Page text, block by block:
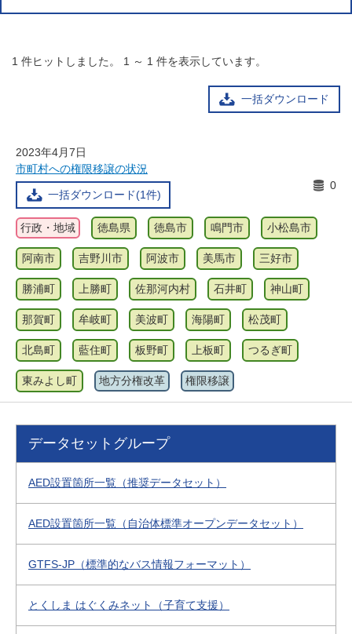
1 件ヒットしました。 1 ～ 1 件を表示しています。
一括ダウンロード
2023年4月7日
市町村への権限移譲の状況
一括ダウンロード(1件)
0
行政・地域 徳島県 徳島市 鳴門市 小松島市
阿南市 吉野川市 阿波市 美馬市 三好市
勝浦町 上勝町 佐那河内村 石井町 神山町
那賀町 牟岐町 美波町 海陽町 松茂町
北島町 藍住町 板野町 上板町 つるぎ町
東みよし町 地方分権改革 権限移譲
データセットグループ
AED設置箇所一覧（推奨データセット）
AED設置箇所一覧（自治体標準オープンデータセット）
GTFS-JP（標準的なバス情報フォーマット）
とくしま はぐくみネット（子育て支援）